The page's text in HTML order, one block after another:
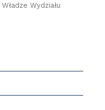
Władze Wydziału